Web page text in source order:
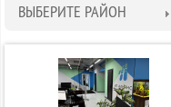
ВЫБЕРИТЕ РАЙОН